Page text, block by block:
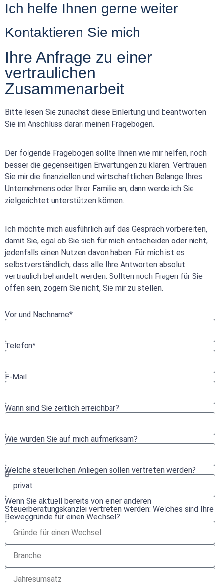
Ich helfe Ihnen gerne weiter
Vor und Nachname*
Telefon*
E-Mail
Wann sind Sie zeitlich erreichbar?
Wie wurden Sie auf mich aufmerksam?
Welche steuerlichen Anliegen sollen vertreten werden?
Wenn Sie aktuell bereits von einer anderen
Steuerberatungskanzlei vertreten werden: Welches sind Ihre
Beweggründe für einen Wechsel?
Kontaktieren Sie mich
Ihre Anfrage zu einer
vertraulichen
Zusammenarbeit
Bitte lesen Sie zunächst diese Einleitung und beantworten
Sie im Anschluss daran meinen Fragebogen.
Der folgende Fragebogen sollte Ihnen wie mir helfen, noch
besser die gegenseitigen Erwartungen zu klären. Vertrauen
Sie mir die finanziellen und wirtschaftlichen Belange Ihres
Unternehmens oder Ihrer Familie an, dann werde ich Sie
zielgerichtet unterstützen können.
Ich möchte mich ausführlich auf das Gespräch vorbereiten,
damit Sie, egal ob Sie sich für mich entscheiden oder nicht,
jedenfalls einen Nutzen davon haben. Für mich ist es
selbstverständlich, dass alle Ihre Antworten absolut
vertraulich behandelt werden. Sollten noch Fragen für Sie
offen sein, zögern Sie nicht, Sie mir zu stellen.